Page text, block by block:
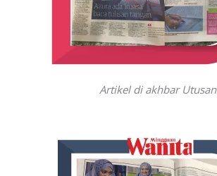
Artikel di akhbar Utusan